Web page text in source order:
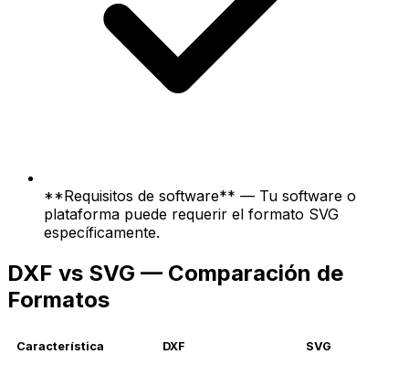
**Requisitos de software** — Tu software o
plataforma puede requerir el formato SVG
específicamente.
DXF vs SVG — Comparación de
Formatos
Característica DXF SVG